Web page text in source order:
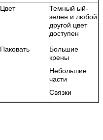
Цвет
Темный ый-
зелен и любой
другой цвет
доступен
Паковать
Большие
крены
Небольшие
части
Связки